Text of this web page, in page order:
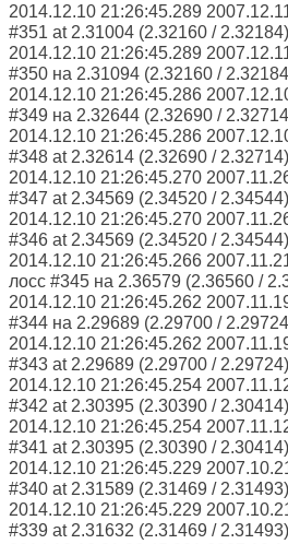
2014.12.10 21:26:45.289
#351 at 2.31004 (2.32160 / 2.32184)
2014.12.10 21:26:45.289
#350 на 2.31094 (2.32160 /
2014.12.10 21:26:45.286
#349 на 2.32644 (2.32690 /
2014.12.10 21:26:45.286
#348 at 2.32614 (2.32690 / 2.32714)
2014.12.10 21:26:45.270
#347 at 2.34569 (2.34520 / 2.34544)
2014.12.10 21:26:45.270
#346 at 2.34569 (2.34520 / 2.34544)
2014.12.10 21:26:45.266
лосс #345 на 2.36579 (2.36560 /
2014.12.10 21:26:45.262
#344 на 2.29689 (2.29700 /
2014.12.10 21:26:45.262
#343 at 2.29689 (2.29700 / 2.29724)
2014.12.10 21:26:45.254
#342 at 2.30395 (2.30390 / 2.30414)
2014.12.10 21:26:45.254
#341 at 2.30395 (2.30390 / 2.30414)
2014.12.10 21:26:45.229
#340 at 2.31589 (2.31469 / 2.31493)
2014.12.10 21:26:45.229
#339 at 2.31632 (2.31469 / 2.31493)